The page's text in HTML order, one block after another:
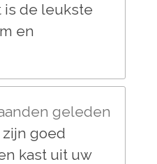
is de leukste
en
geleden
goed
kast uit uw